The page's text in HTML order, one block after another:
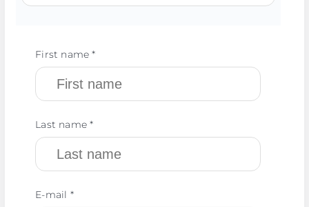
First name *
Last name *
E-mail *